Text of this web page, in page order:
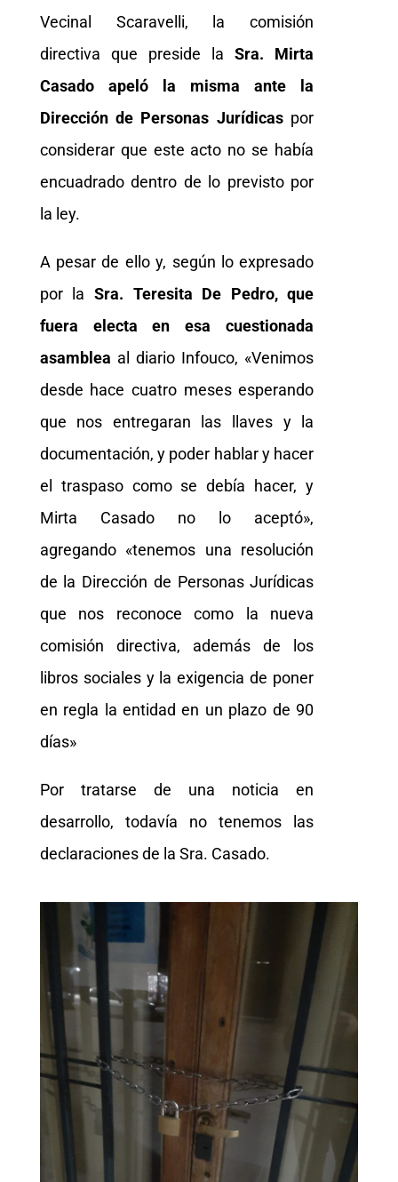
Vecinal Scaravelli, la comisión
directiva que preside laSra. Mirta
Casado apeló la misma ante la
Dirección de Personas Jurídicaspor
considerar que este acto no se había
encuadrado dentro de lo previsto por
la ley.
A pesar de ello y, según lo expresado
por la Sra. Teresita De Pedro, que
fuera electa en esa cuestionada
asamblea al diario Infouco, «Venimos
desde hace cuatro meses esperando
que nos entregaran las llaves y la
documentación, y poder hablar y hacer
el traspaso como se debía hacer, y
Mirta Casado no lo aceptó»,
agregando «tenemos una resolución
de la Dirección de Personas Jurídicas
que nos reconoce como la nueva
comisión directiva, además de los
libros sociales y la exigencia de poner
en regla la entidad en un plazo de 90
días»
Por tratarse de una noticia en
desarrollo, todavía no tenemos las
declaraciones de la Sra. Casado.